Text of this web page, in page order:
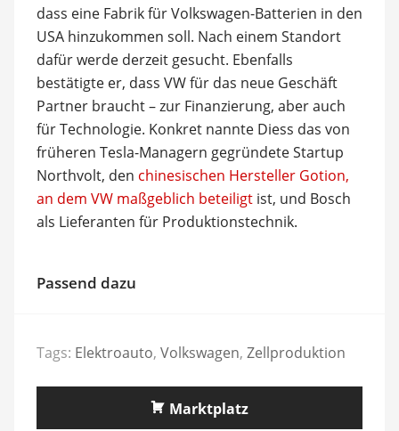
dass eine Fabrik für Volkswagen-Batterien in den
USA hinzukommen soll. Nach einem Standort
dafür werde derzeit gesucht. Ebenfalls
bestätigte er, dass VW für das neue Geschäft
Partner braucht – zur Finanzierung, aber auch
für Technologie. Konkret nannte Diess das von
früheren Tesla-Managern gegründete Startup
Northvolt, den chinesischen Hersteller Gotion,
an dem VW maßgeblich beteiligtist, und Bosch
als Lieferanten für Produktionstechnik.
Passend dazu
Tags: Elektroauto, Volkswagen, Zellproduktion
Marktplatz